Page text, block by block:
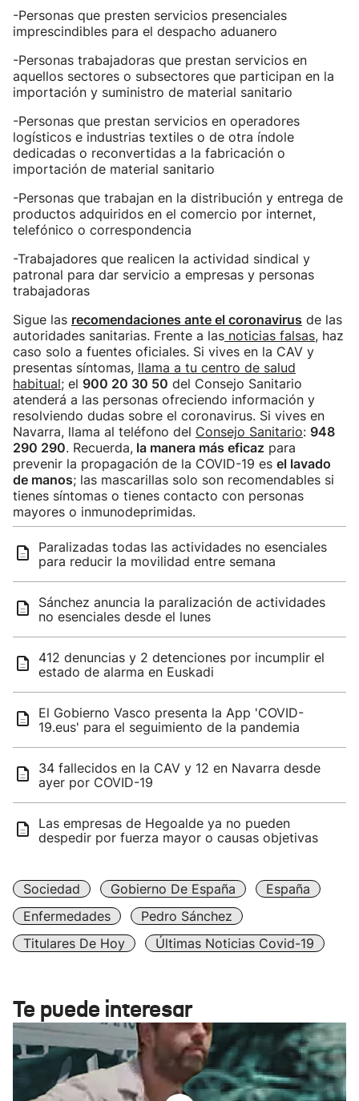
-Personas que presten servicios presenciales
imprescindibles para el despacho aduanero
-Personas trabajadoras que prestan servicios en
aquellos sectores o subsectores que participan en la
importación y suministro de material sanitario
-Personas que prestan servicios en operadores
logísticos e industrias textiles o de otra índole
dedicadas o reconvertidas a la fabricación o
importación de material sanitario
-Personas que trabajan en la distribución y entrega de
productos adquiridos en el comercio por internet,
telefónico o correspondencia
-Trabajadores que realicen la actividad sindical y
patronal para dar servicio a empresas y personas
trabajadoras
Sigue las recomendaciones ante el coronavirus de las
autoridades sanitarias. Frente a las noticias falsas, haz
caso solo a fuentes oficiales. Si vives en la CAV y
presentas síntomas, llama a tu centro de salud
habitual; el 900 20 30 50 del Consejo Sanitario
atenderá a las personas ofreciendo información y
resolviendo dudas sobre el coronavirus. Si vives en
Navarra, llama al teléfono del Consejo Sanitario: 948
290 290. Recuerda, la manera más eficaz para
prevenir la propagación de la COVID-19 es el lavado
de manos; las mascarillas solo son recomendables si
tienes síntomas o tienes contacto con personas
mayores o inmunodeprimidas.
Paralizadas todas las actividades no esenciales
para reducir la movilidad entre semana
Sánchez anuncia la paralización de actividades
no esenciales desde el lunes
412 denuncias y 2 detenciones por incumplir el
estado de alarma en Euskadi
El Gobierno Vasco presenta la App 'COVID-
19.eus' para el seguimiento de la pandemia
34 fallecidos en la CAV y 12 en Navarra desde
ayer por COVID-19
Las empresas de Hegoalde ya no pueden
despedir por fuerza mayor o causas objetivas
Sociedad Gobierno De España
España
Enfermedades
Pedro Sánchez
Titulares De Hoy
Últimas Noticias Covid-19
Te puede interesar